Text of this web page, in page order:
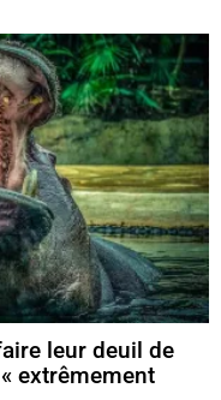
leur deuil de
extrêmement